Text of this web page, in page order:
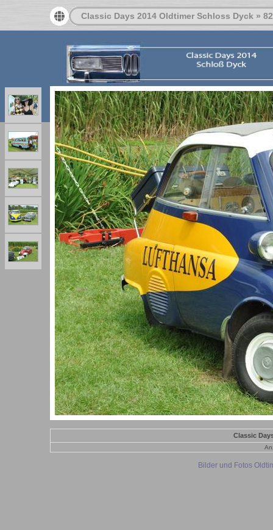
Classic Days 2014 Oldtimer Schloss Dyck »
Classic
Bilder und Fotos